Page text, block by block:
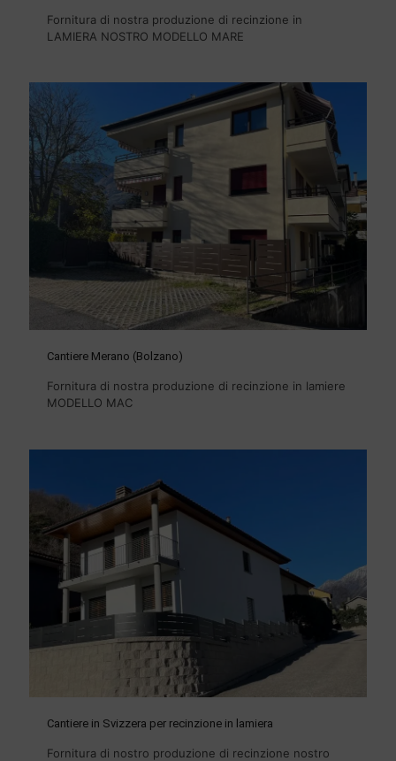
Fornitura di nostra produzione di recinzione in
LAMIERA NOSTRO MODELLO MARE
Cantiere Merano (Bolzano)
Fornitura di nostra produzione di recinzione in lamiere
MODELLO MAC
Cantiere in Svizzera per recinzione in lamiera
Fornitura di nostro produzione di recinzione nostro